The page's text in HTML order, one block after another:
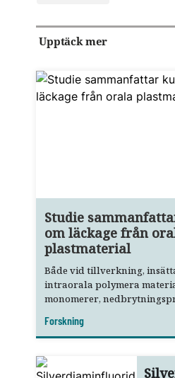
Upptäck mer
Studie
om läckage från
plastmaterial
Både vid tillverkning,
intraorala polymera
monomerer,
Forskning